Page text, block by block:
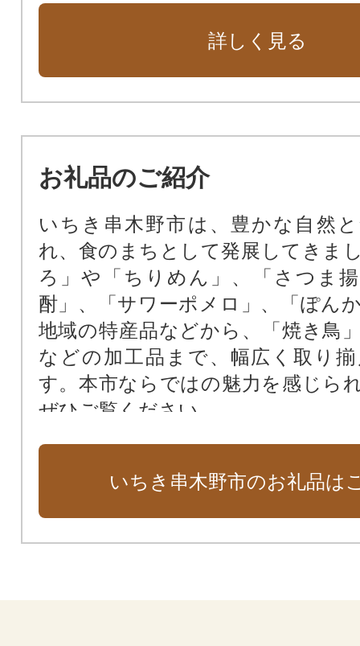
詳しく見る
お礼品のご紹介
いちき串木野市は、豊かな自然
れ、食のまちとして発展してきま
ろ」や「ちりめん」、「さつま
酎」、「サワーポメロ」、「ぽん
地域の特産品などから、「焼き鳥
などの加工品まで、幅広く取り
す。本市ならではの魅力を感じら
ぜひご覧ください。
いちき串木野市のお礼品は